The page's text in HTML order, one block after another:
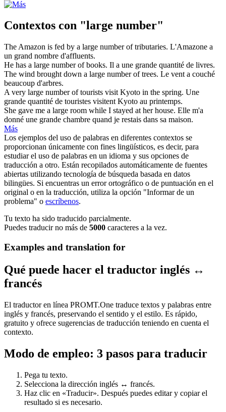
Contextos con "large number"
The Amazon is fed by a large numberof tributaries. L'Amazone a
un grand nombre d'affluents.
He has a large numberof books. Il a une grande quantité de livres.
The wind brought down a large numberof trees. Le vent a couché
beaucoup d'arbres.
A very large numberof tourists visit Kyoto in the spring. Une
grande quantité de touristes visitent Kyoto au printemps.
She gave me a large room while I stayed at her house. Elle m'a
donné une grande chambre quand je restais dans sa maison.
Más
Los ejemplos del uso de palabras en diferentes contextos se
proporcionan únicamente con fines lingüísticos, es decir, para
estudiar el uso de palabras en un idioma y sus opciones de
traducción a otro. Están recopilados automáticamente de fuentes
abiertas utilizando tecnología de búsqueda basada en datos
bilingües. Si encuentras un error ortográfico o de puntuación en el
original o en la traducción, utiliza la opción "Informar de un
problema" o escríbenos.
Tu texto ha sido traducido parcialmente.
Puedes traducir no más de 5000 caracteres a la vez.
Examples and translation for
Qué puede hacer el traductor inglés ↔
francés
El traductor en línea PROMT.One traduce textos y palabras entre
inglés y francés, preservando el sentido y el estilo. Es rápido,
gratuito y ofrece sugerencias de traducción teniendo en cuenta el
contexto.
Modo de empleo: 3 pasos para traducir
Pega tu texto.
Selecciona la dirección inglés ↔ francés.
Haz clic en «Traducir». Después puedes editar y copiar el
resultado si es necesario.